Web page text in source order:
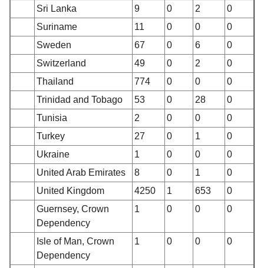
Sri Lanka
9 0 2
0
Suriname
11 0 0
0
Sweden
67 0 6
0
Switzerland
49 0 2
0
Thailand
774 0 0
0
Trinidad and Tobago
53 0 28
0
Tunisia
2 0 0
0
Turkey
27 0 1
0
Ukraine
1 0 0
0
United Arab Emirates
8 0 1
0
United Kingdom
4250 1 653
0
Guernsey, Crown
Dependency
1 0 0 0
Isle of Man, Crown
Dependency
1 0 0 0